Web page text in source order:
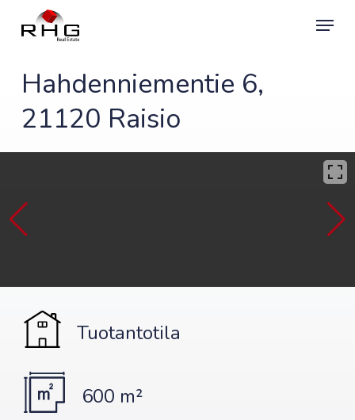
Menu
Hahdenniementie 6,
21120 Raisio
Tuotantotila
600 m²